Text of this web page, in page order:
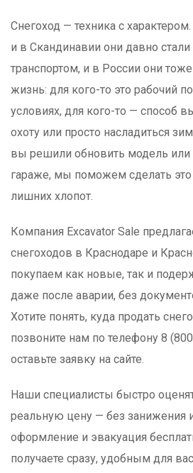
Снегоход — техника с
и в Скандинавии они давно
транспортом, и в России они
жизнь: для кого-то это рабочий
условиях, для кого-то — способ
охоту или просто насладиться
вы решили обновить модель или
гараже, мы поможем сделать это
лишних хлопот.
Компания Excavator Sale
снегоходов в Краснодаре и
покупаем как новые, так и
даже после аварии, без
Хотите понять, куда продать
позвоните нам по телефону 8
оставьте заявку на сайте.
Наши специалисты быстро
реальную цену — без занижения
оформление и эвакуация
получаете сразу, удобным для